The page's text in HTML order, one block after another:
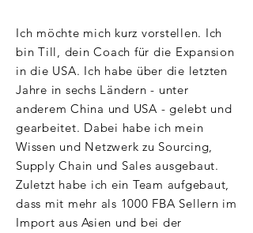
Ich möchte mich kurz vorstellen. Ich
bin Till, dein Coach für die Expansion
in die USA. Ich habe über die letzten
Jahre in sechs Ländern - unter
anderem China und USA - gelebt und
gearbeitet. Dabei habe ich mein
Wissen und Netzwerk zu Sourcing,
Supply Chain und Sales ausgebaut.
Zuletzt habe ich ein Team aufgebaut,
dass mit mehr als 1000 FBA Sellern im
Import aus Asien und bei der